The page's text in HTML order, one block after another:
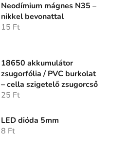
Neodímium mágnes N35 –
nikkel bevonattal
15 Ft
18650 akkumulátor
zsugorfólia / PVC burkolat
– cella szigetelő zsugorcső
25 Ft
LED dióda 5mm
8 Ft